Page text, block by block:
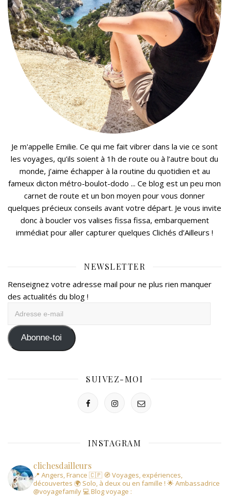
Je m'appelle Emilie. Ce qui me fait vibrer dans la vie ce sont
les voyages, qu’ils soient à 1h de route ou à l’autre bout du
monde, j’aime échapper à la routine du quotidien et au
fameux dicton métro-boulot-dodo ... Ce blog est un peu mon
carnet de route et un bon moyen pour vous donner
quelques précieux conseils avant votre départ. Je vous invite
donc à boucler vos valises fissa fissa, embarquement
immédiat pour aller capturer quelques Clichés d’Ailleurs !
NEWSLETTER
Renseignez votre adresse mail pour ne plus rien manquer
des actualités du blog !
mail Abonne-toi
SUIVEZ-MOI
INSTAGRAM
clichesdailleurs
📍 Angers, France 🇨🇵 🧭 Voyages, expériences,
découvertes 🌍 Solo, à deux ou en famille ! 🌟 Ambassadrice
@voyagefamily 💻 Blog voyage :